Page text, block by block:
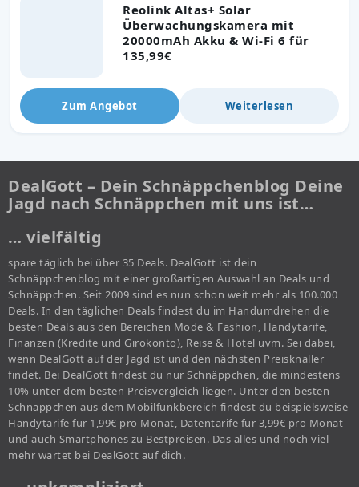
Reolink Altas+ Solar
Überwachungskamera mit
20000mAh Akku & Wi-Fi 6 für
135,99€
Zum Angebot Weiterlesen
DealGott – Dein Schnäppchenblog Deine
Jagd nach Schnäppchen mit uns ist…
… vielfältig
spare täglich bei über 35 Deals. DealGott ist dein
Schnäppchenblog mit einer großartigen Auswahl an Deals und
Schnäppchen. Seit 2009 sind es nun schon weit mehr als 100.000
Deals. In den täglichen Deals findest du im Handumdrehen die
besten Deals aus den Bereichen Mode & Fashion, Handytarife,
Finanzen (Kredite und Girokonto), Reise & Hotel uvm. Sei dabei,
wenn DealGott auf der Jagd ist und den nächsten Preisknaller
findet. Bei DealGott findest du nur Schnäppchen, die mindestens
10% unter dem besten Preisvergleich liegen. Unter den besten
Schnäppchen aus dem Mobilfunkbereich findest du beispielsweise
Handytarife für 1,99€ pro Monat, Datentarife für 3,99€ pro Monat
und auch Smartphones zu Bestpreisen. Das alles und noch viel
mehr wartet bei DealGott auf dich.